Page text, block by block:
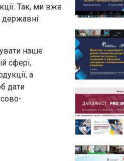
Так, ми вже
державні
наше
сфері,
а
дати